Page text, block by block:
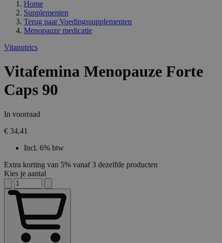
Home
Supplementen
Terug naar Voedingssupplementen
Menopauze medicatie
Vitanutrics
Vitafemina Menopauze Forte
Caps 90
In voorraad
€ 34,41
Incl. 6% btw
Extra korting van 5% vanaf 3 dezelfde producten
Kies je aantal